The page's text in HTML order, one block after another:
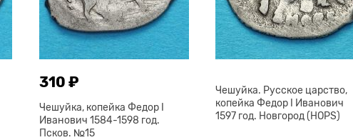
310 ₽
Чешуйка, копейка Федор I
Иванович 1584-1598 год.
Псков. №15
Чешуйка. Русское царство,
копейка Федор I Иванович
1597 год. Новгород (НОРS)